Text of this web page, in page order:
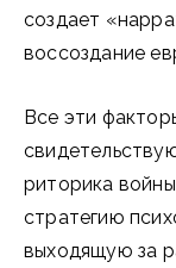
создает
воссоздание
Все эти
риторика
стратегию
выходящую за